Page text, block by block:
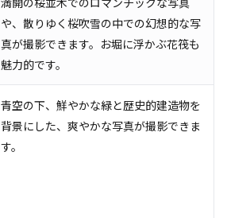
や、散りゆく桜吹雪の中での幻想的な写
真が撮影できます。お堀に浮かぶ花筏も
魅力的です。
青空の下、鮮やかな緑と歴史的建造物を
背景にした、爽やかな写真が撮影できま
す。